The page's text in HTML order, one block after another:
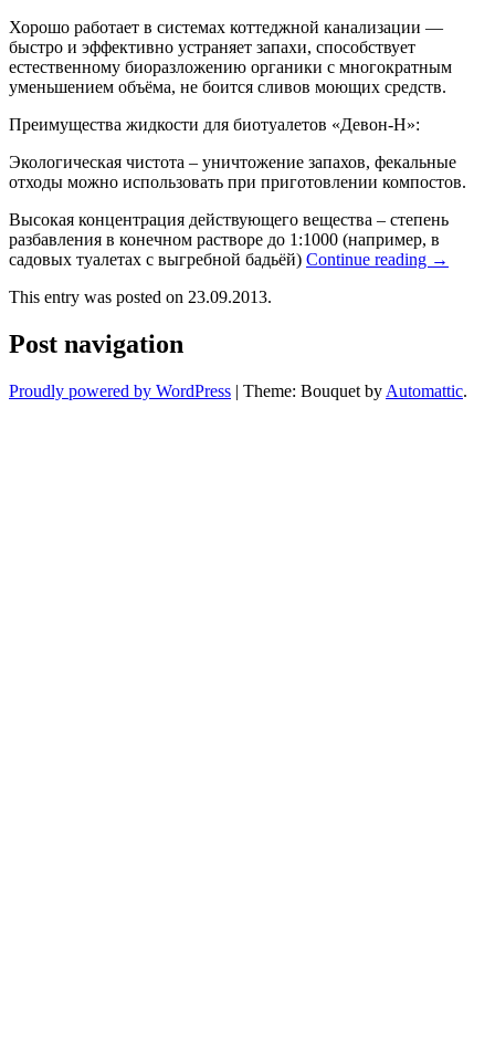
Хорошо работает в системах коттеджной канализации —
быстро и эффективно устраняет запахи, способствует
естественному биоразложению органики с многократным
уменьшением объёма, не боится сливов моющих средств.
Преимущества жидкости для биотуалетов «Девон-Н»:
Экологическая чистота – уничтожение запахов, фекальные
отходы можно использовать при приготовлении компостов.
Высокая концентрация действующего вещества – степень
разбавления в конечном растворе до 1:1000 (например, в
садовых туалетах с выгребной бадьёй) Continue reading →
This entry was posted on 23.09.2013.
Post navigation
Proudly powered by WordPress | Theme: Bouquet by Automattic.